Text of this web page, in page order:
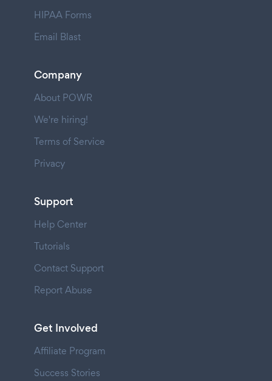
HIPAA Forms
Email Blast
Company
About POWR
We're hiring!
Terms of Service
Privacy
Support
Help Center
Tutorials
Contact Support
Report Abuse
Get Involved
Affiliate Program
Success Stories